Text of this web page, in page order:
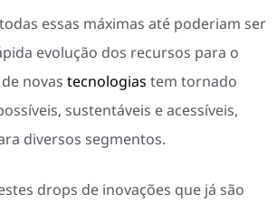
essas máximas até poderiam ser
evolução dos recursos para o
novas tecnologias tem tornado
sustentáveis e acessíveis,
diversos segmentos.
drops de inovações que já são